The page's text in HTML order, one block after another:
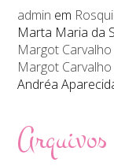
admin em
Marta Maria da
Margot Carvalho
Margot Carvalho
Andréa
Arquivos